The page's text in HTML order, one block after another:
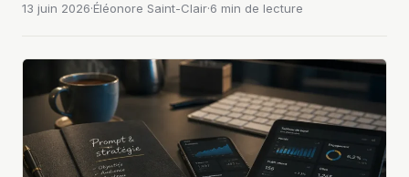
13 juin 2026·Éléonore Saint-Clair·6 min de lecture